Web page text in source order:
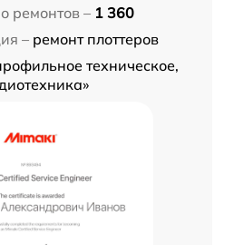
ремонтов – 1 360
– ремонт плоттеров
техническое,